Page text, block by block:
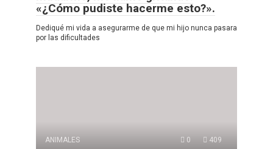
«¿Cómo pudiste hacerme esto?».
Dediqué mi vida a asegurarme de que mi hijo nunca pasara
por las dificultades
ANIMALES 0 409